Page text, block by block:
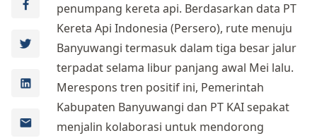
penumpang kereta api. Berdasarkan data PT
Kereta Api Indonesia (Persero), rute menuju
Banyuwangi termasuk dalam tiga besar jalur
terpadat selama libur panjang awal Mei lalu.
Merespons tren positif ini, Pemerintah
Kabupaten Banyuwangi dan PT KAI sepakat
menjalin kolaborasi untuk mendorong